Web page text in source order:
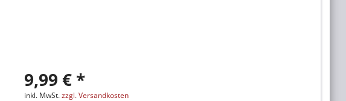
9,99 € *
inkl. MwSt.zzgl. Versandkosten